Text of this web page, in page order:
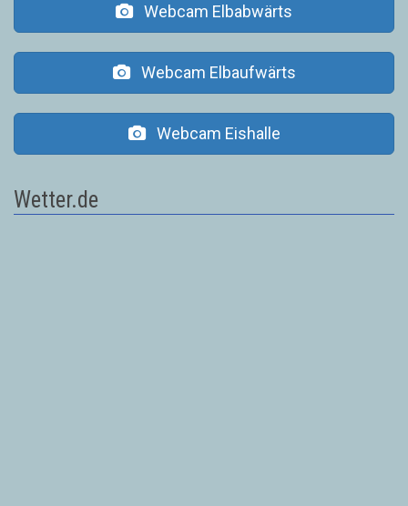
Webcam Elbabwärts
Webcam Elbaufwärts
Webcam Eishalle
Wetter.de